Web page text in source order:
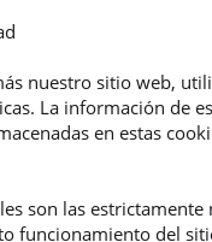
nuestro sitio web,
La información de
en estas
son las estrictamente
funcionamiento del